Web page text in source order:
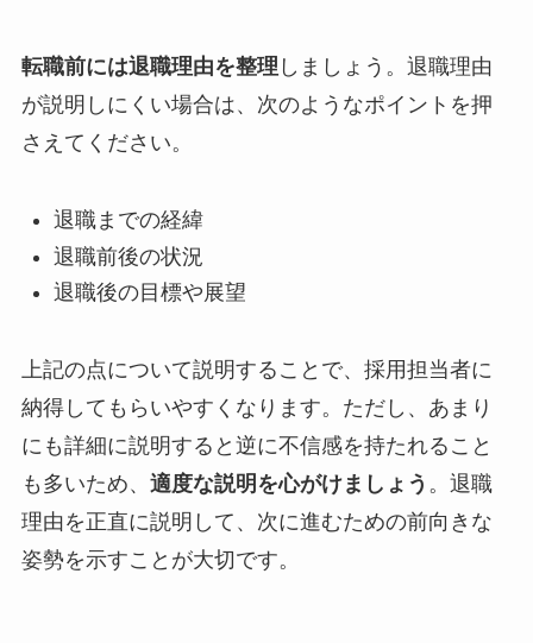
転職前には退職理由を整理 しましょう。退職理由
が説明しにくい場合は、次のようなポイントを押
さえてください。
退職までの経緯
退職前後の状況
退職後の目標や展望
上記の点について説明することで、採用担当者に
納得してもらいやすくなります。ただし、あまり
にも詳細に説明すると逆に不信感を持たれること
も多いため、 適度な説明を心がけましょう 。退職
理由を正直に説明して、次に進むための前向きな
姿勢を示すことが大切です。